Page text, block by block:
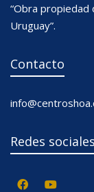
“Obra
Uruguay”.
Contacto
Redes sociales